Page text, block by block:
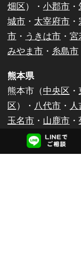
畑区）・ 小郡市 ・
城市 ・ 太宰府市 ・
市 ・ うきは市 ・ 宮
みやま市 ・ 糸島市
熊本県
熊本市（中央区 ・
区）・ 八代市 ・
玉名市 ・ 山鹿市 ・
宇城市・阿蘇